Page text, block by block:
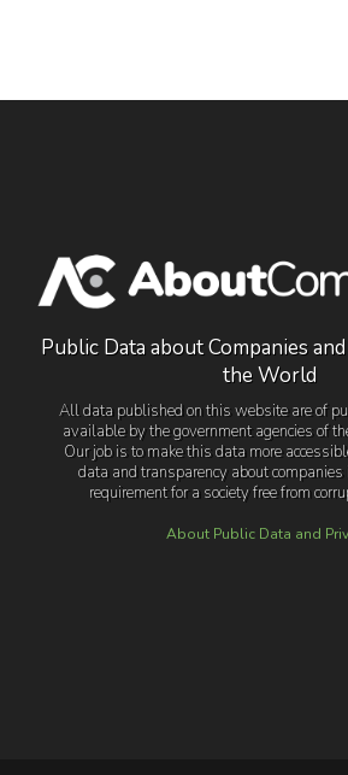
Public Data about Companies
the World
All data published on this website are of
available by the government agencies of
Our job is to make this data more
data and transparency about
requirement for a society free from
About Public Data and